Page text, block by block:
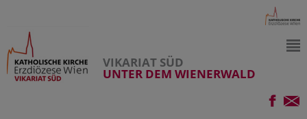
VIKARIAT SÜD
UNTER DEM WIENERWALD